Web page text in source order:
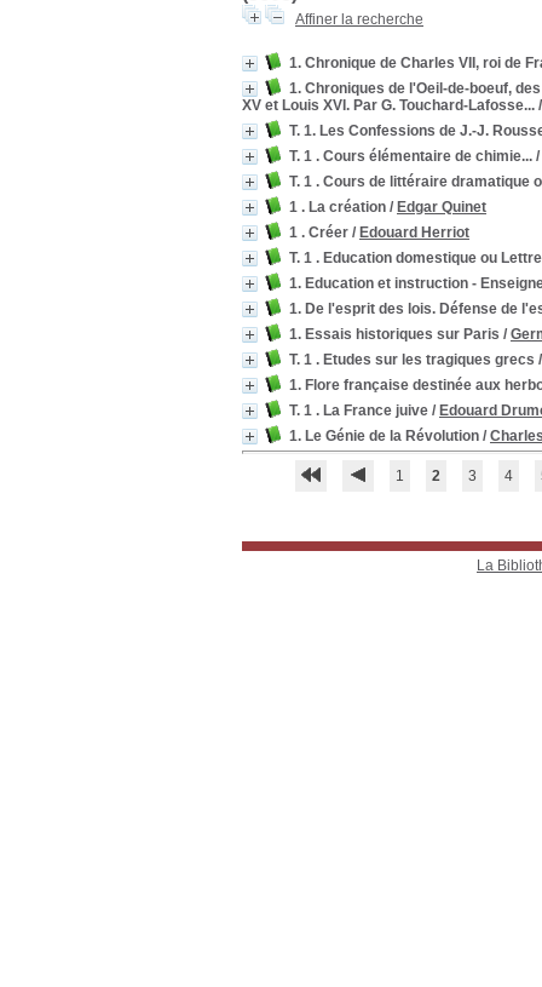
Affiner la recherche
1. Chronique de Charles VII, roi de
1. Chroniques de l'Oeil-de-boeuf,
XV et Louis XVI. Par G. Touchard-Lafosse...
T. 1. Les Confessions de J.-J.
T. 1 . Cours élémentaire de chimie... /
T. 1 . Cours de littéraire dramatique
1 . La création / Edgar Quinet
1 . Créer / Edouard Herriot
T. 1 . Education domestique ou
1. Education et instruction -
1. De l'esprit des lois. Défense de
1. Essais historiques sur Paris /
T. 1 . Etudes sur les tragiques grecs
1. Flore française destinée aux
T. 1 . La France juive / Edouard
1. Le Génie de la Révolution /
1 2 3 4
La